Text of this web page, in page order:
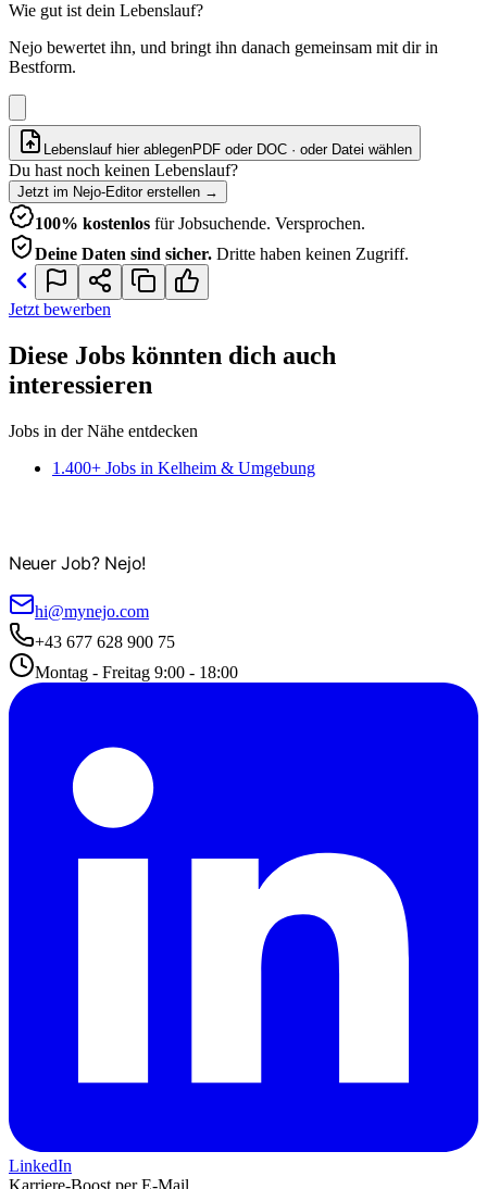
Wie gut ist dein Lebenslauf?
Nejo bewertet ihn, und bringt ihn danach gemeinsam mit dir in
Bestform.
Lebenslauf hier ablegenPDF oder DOC · oder Datei wählen
Du hast noch keinen Lebenslauf?
Jetzt im Nejo-Editor erstellen →
100% kostenlos für Jobsuchende. Versprochen.
Deine Daten sind sicher. Dritte haben keinen Zugriff.
Jetzt bewerben
Diese Jobs könnten dich auch
interessieren
Jobs in der Nähe entdecken
1.400+ Jobs in Kelheim & Umgebung
Neuer Job? Nejo!
hi@mynejo.com
+43 677 628 900 75
Montag - Freitag 9:00 - 18:00
LinkedIn